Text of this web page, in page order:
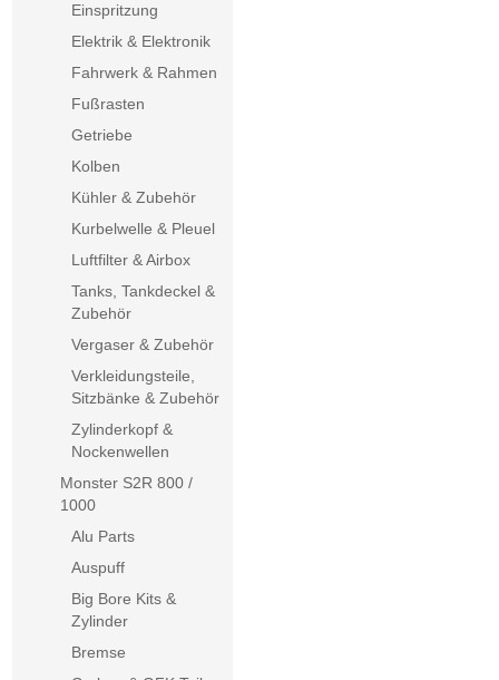
Einspritzung
Elektrik & Elektronik
Fahrwerk & Rahmen
Fußrasten
Getriebe
Kolben
Kühler & Zubehör
Kurbelwelle & Pleuel
Luftfilter & Airbox
Tanks, Tankdeckel &
Zubehör
Vergaser & Zubehör
Verkleidungsteile,
Sitzbänke & Zubehör
Zylinderkopf &
Nockenwellen
Monster S2R 800 /
1000
Alu Parts
Auspuff
Big Bore Kits &
Zylinder
Bremse